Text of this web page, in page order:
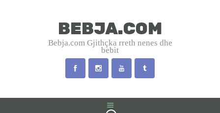
BEBJA.COM
Bebja.com Gjithçka rreth nenes dhe
bebit
BEBJA.COM
Bebja.com Gjithçka rreth nenes dhe bebit
SHTATZANIA